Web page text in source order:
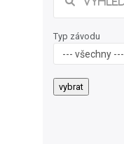
Typ závodu